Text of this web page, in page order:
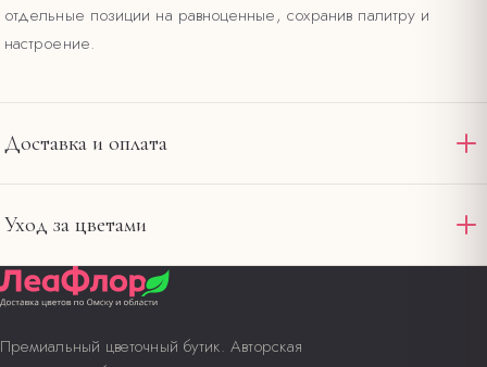
отдельные позиции на равноценные, сохранив палитру и
настроение.
Доставка и оплата
Доставляем по Омску и области круглосуточно. Стандартная
интервал 2–4 часа. При заказе от 4000 ₽ — бесплатно по
городу. Оплата картой на сайте или наличными при получении.
Все тарифы и зоны →
Уход за цветами
Подрежьте стебли под углом и смените воду в первый
Держите букет вдали от прямого солнца, сквозняков и
Премиальный цветочный бутик. Авторская